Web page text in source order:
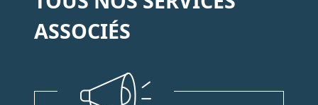
ASSOCIÉS